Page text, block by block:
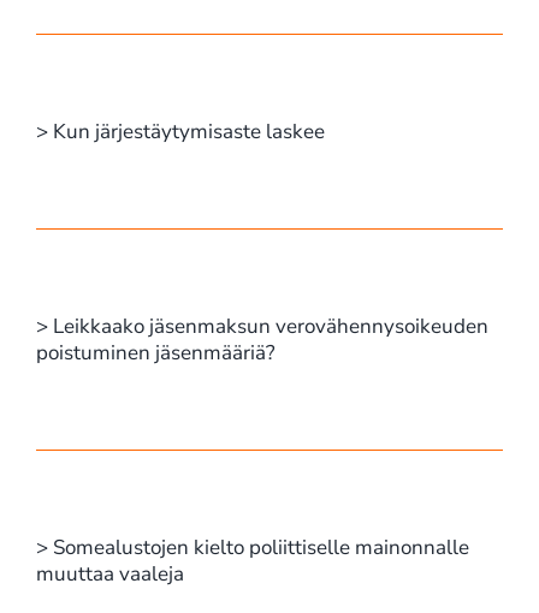
> Kun järjestäytymisaste laskee
> Leikkaako jäsenmaksun verovähennysoikeuden
poistuminen jäsenmääriä?
> Somealustojen kielto poliittiselle mainonnalle
muuttaa vaaleja